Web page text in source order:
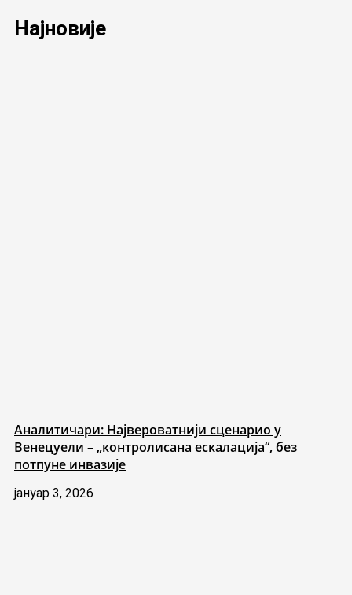
Најновије
Аналитичари: Највероватнији сценарио у
Венецуели – „контролисана ескалација“, без
потпуне инвазије
јануар 3, 2026